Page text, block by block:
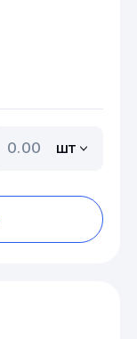
шт